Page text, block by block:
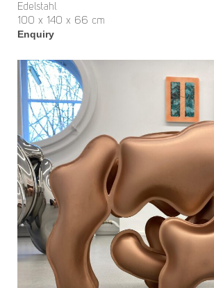
Edelstahl
100 x 140 x 66 cm
Enquiry